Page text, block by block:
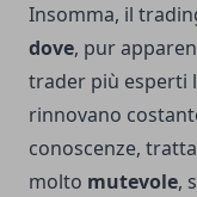
Insomma, il
dove, pur
trader più esperti
rinnovano
conoscenze,
molto mutevole,